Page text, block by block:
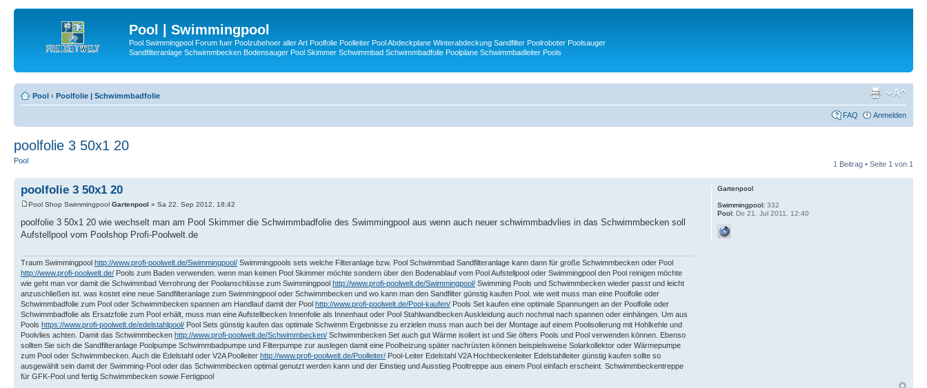
Pool | Swimmingpool
Pool Swimmingpool Forum fuer Poolzubehoer aller Art Poolfolie Poolleiter Pool Abdeckplane Winterabdeckung Sandfilter Poolroboter Poolsauger
Sandfilteranlage Schwimmbecken Bodensauger Pool Skimmer Schwimmbad Schwimmbadfolie Poolplane Schwimmbadleiter Pools
Pool ‹ Poolfolie | Schwimmbadfolie
FAQ Anmelden
poolfolie 3 50x1 20
Pool 1 Beitrag • Seite 1 von 1
poolfolie 3 50x1 20
Pool Shop Swimmingpool Gartenpool » Sa 22. Sep 2012, 18:42
poolfolie 3 50x1 20 wie wechselt man am Pool Skimmer die Schwimmbadfolie des Swimmingpool aus wenn auch neuer schwimmbadvlies in das Schwimmbecken soll
Aufstellpool vom Poolshop Profi-Poolwelt.de
Traum Swimmingpool http://www.profi-poolwelt.de/Swimmingpool/ Swimmingpools sets welche Filteranlage bzw. Pool Schwimmbad Sandfilteranlage kann dann für große Schwimmbecken oder Pool
http://www.profi-poolwelt.de/ Pools zum Baden verwenden. wenn man keinen Pool Skimmer möchte sondern über den Bodenablauf vom Pool Aufstellpool oder Swimmingpool den Pool reinigen möchte
wie geht man vor damit die Schwimmbad Verrohrung der Poolanschlüsse zum Swimmingpool http://www.profi-poolwelt.de/Swimmingpool/ Swimming Pools und Schwimmbecken wieder passt und leicht
anzuschließen ist. was kostet eine neue Sandfilteranlage zum Swimmingpool oder Schwimmbecken und wo kann man den Sandfilter günstig kaufen Pool. wie weit muss man eine Poolfolie oder
Schwimmbadfolie zum Pool oder Schwimmbecken spannen am Handlauf damit der Pool http://www.profi-poolwelt.de/Pool-kaufen/ Pools Set kaufen eine optimale Spannungen an der Poolfolie oder
Schwimmbadfolie als Ersatzfolie zum Pool erhält, muss man eine Aufstellbecken Innenfolie als Innenhaut oder Pool Stahlwandbecken Auskleidung auch nochmal nach spannen oder einhängen. Um aus
Pools https://www.profi-poolwelt.de/edelstahlpool/ Pool Sets günstig kaufen das optimale Schwimm Ergebnisse zu erzielen muss man auch bei der Montage auf einem Poolisolierung mit Hohlkehle und
Poolvlies achten. Damit das Schwimmbecken http://www.profi-poolwelt.de/Schwimmbecken/ Schwimmbecken Set auch gut Wärme isoliert ist und Sie öfters Pools und Pool verwenden können. Ebenso
sollten Sie sich die Sandfilteranlage Poolpumpe Schwimmbadpumpe und Filterpumpe zur auslegen damit eine Poolheizung später nachrüsten können beispielsweise Solarkollektor oder Wärmepumpe
zum Pool oder Schwimmbecken. Auch die Edelstahl oder V2A Poolleiter http://www.profi-poolwelt.de/Poolleiter/ Pool-Leiter Edelstahl V2A Hochbeckenleiter Edelstahlleiter günstig kaufen sollte so
ausgewählt sein damit der Swimming-Pool oder das Schwimmbecken optimal genutzt werden kann und der Einstieg und Ausstieg Pooltreppe aus einem Pool einfach erscheint. Schwimmbeckentreppe
für GFK-Pool und fertig Schwimmbecken sowie Fertigpool
Gartenpool
Swimmingpool: 332
Pool: Do 21. Jul 2011, 12:40